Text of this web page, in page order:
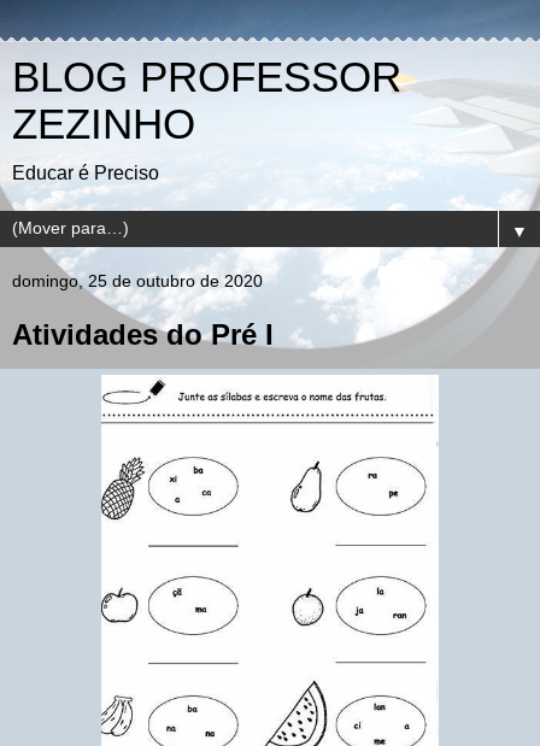
BLOG PROFESSOR
ZEZINHO
Educar é Preciso
▼
domingo, 25 de outubro de 2020
Atividades do Pré I